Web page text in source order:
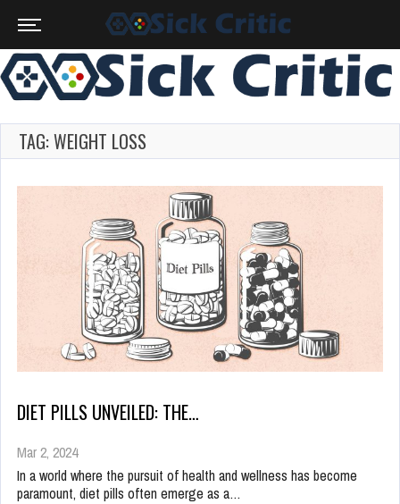
TAG: WEIGHT LOSS
DIET PILLS UNVEILED: THE…
Mar 2, 2024
In a world where the pursuit of health and wellness has become
paramount, diet pills often emerge as a…